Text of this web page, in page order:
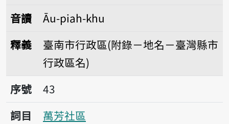
音讀
Āu-piah-khu
釋義
臺南市行政區(附錄－地名－臺灣縣市
行政區名)
序號43萬芳社區
序號
43
詞目
萬芳社區